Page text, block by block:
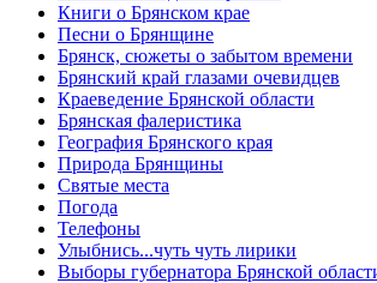
Книги о Брянском крае
Песни о Брянщине
Брянск, сюжеты о забытом времени
Брянский край глазами очевидцев
Краеведение Брянской области
Брянская фалеристика
География Брянского края
Природа Брянщины
Святые места
Погода
Телефоны
Улыбнись...чуть чуть лирики
Выборы губернатора Брянской